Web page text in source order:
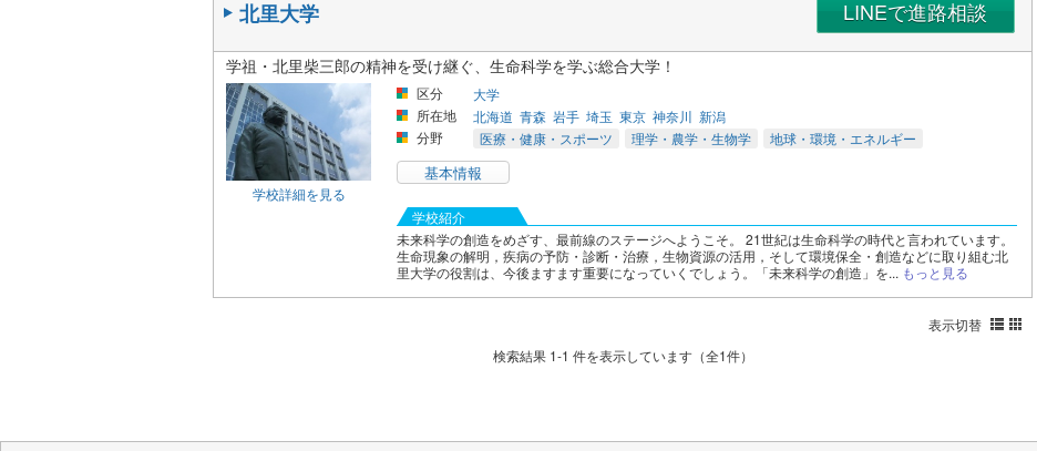
北里大学 LINEで進路相談
学祖・北里柴三郎の精神を受け継ぐ、生命科学を学ぶ総合大学！
学校詳細を見る
区分
大学
所在地
北海道 青森 岩手 埼玉 東京 神奈川 新潟
分野
医療・健康・スポーツ 理学・農学・生物学 地球・環境・エネルギー
基本情報
学校紹介
未来科学の創造をめざす、最前線のステージへようこそ。 21世紀は生命科学の時代と言われています。
生命現象の解明，疾病の予防・診断・治療，生物資源の活用，そして環境保全・創造などに取り組む北
里大学の役割は、今後ますます重要になっていくでしょう。「未来科学の創造」を... もっと見る
表示切替
検索結果 1-1 件を表示しています（全1件）